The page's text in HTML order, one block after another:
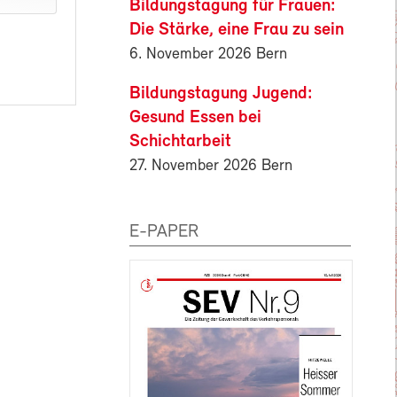
Bildungstagung für Frauen:
Die Stärke, eine Frau zu sein
6. November 2026 Bern
Bildungstagung Jugend:
Gesund Essen bei
Schichtarbeit
27. November 2026 Bern
E-PAPER